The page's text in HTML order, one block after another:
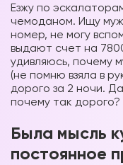
Езжу по
чемоданом. Ищу
номер, не могу
выдают счет на
удивляюсь, почему
(не помню взяла в
дорого за 2 ночи.
почему так дорого?
Была мысль
постоянное